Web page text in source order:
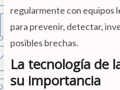
regularmente con equipos
para prevenir, detectar,
posibles brechas.
La tecnología de
su importancia